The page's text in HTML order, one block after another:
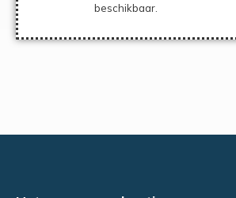
beschikbaar.